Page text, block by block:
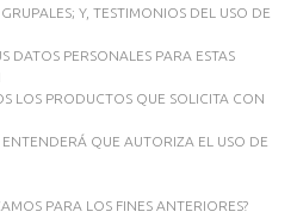
Y, TESTIMONIOS DEL USO DE
DATOS PERSONALES PARA ESTAS
LOS PRODUCTOS QUE SOLICITA CON
QUE AUTORIZA EL USO DE
PARA LOS FINES ANTERIORES?